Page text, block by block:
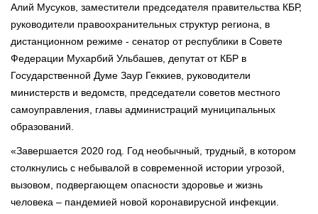
Алий Мусуков, заместители председателя правительства КБР,
руководители правоохранительных структур региона, в
дистанционном режиме - сенатор от республики в Совете
Федерации Мухарбий Ульбашев, депутат от КБР в
Государственной Думе Заур Геккиев, руководители
министерств и ведомств, председатели советов местного
самоуправления, главы администраций муниципальных
образований.
«Завершается 2020 год. Год необычный, трудный, в котором
столкнулись с небывалой в современной истории угрозой,
вызовом, подвергающем опасности здоровье и жизнь
человека – пандемией новой коронавирусной инфекции.